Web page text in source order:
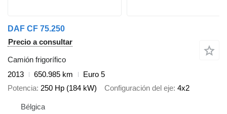
DAF CF 75.250
Precio a consultar
Camión frigorífico
2013
650.985 km
Euro 5
Potencia 250 Hp (184 kW) Configuración del eje 4x2
Bélgica